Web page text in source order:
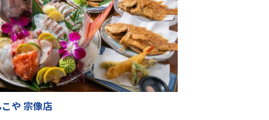
や 宗像店